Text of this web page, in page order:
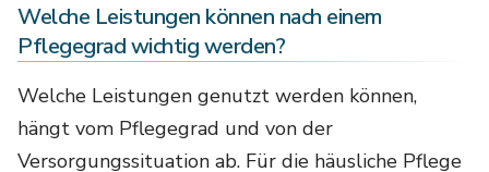
Welche Leistungen können nach einem
Pflegegrad wichtig werden?
Welche Leistungen genutzt werden können,
hängt vom Pflegegrad und von der
Versorgungssituation ab. Für die häusliche Pflege